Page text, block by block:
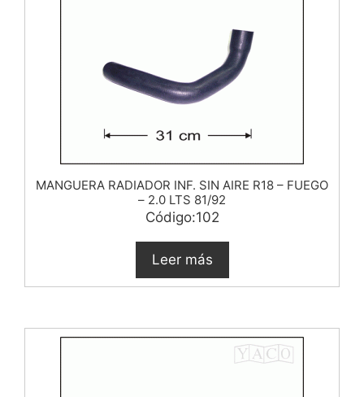
MANGUERA RADIADOR INF. SIN AIRE R18 – FUEGO
– 2.0 LTS 81/92
Código:102
Leer más